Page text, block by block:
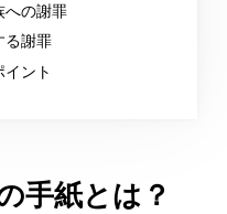
への謝罪
る謝罪
ント
手紙とは？